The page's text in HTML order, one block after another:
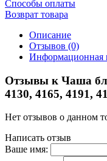
Способы оплаты
Возврат товара
Описание
Отзывов (0)
Информационная
Отзывы к Чаша
4130, 4165, 4191,
Нет отзывов о данном
Написать отзыв
Ваше имя: